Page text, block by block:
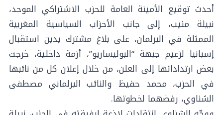
أحدث توقيع الأمينة العامة للحزب الاشتراكي الموحد،
نبيلة منيب، إلى جانب الأحزاب السياسية المغربية
الممثلة في البرلمان، على بلاغ مشترك يدين استقبال
إسبانيا لزعيم جبهة “البوليساريو”، أزمة داخلية، خرجت
بعض ارتداداتها إلى العلن، من خلال إعلان كل من نائبها
في الحزب، محمد حفيظ والنائب البرلماني مصطفى
الشناوي، رفضهما لخطوتها.